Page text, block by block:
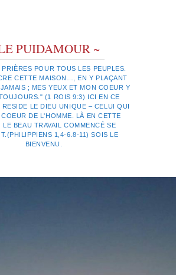
PUIDAMOUR ~
POUR TOUS LES PEUPLES.
CETTE MAISON…, EN Y PLAÇANT
; MES YEUX ET MON COEUR Y
(1 ROIS 9:3) ICI EN CE
RESIDE LE DIEU UNIQUE – CELUI QUI
COEUR DE L'HOMME. LÀ EN CETTE
LE BEAU TRAVAIL COMMENCÉ SE
1,4-6.8-11) SOIS LE
BIENVENU.